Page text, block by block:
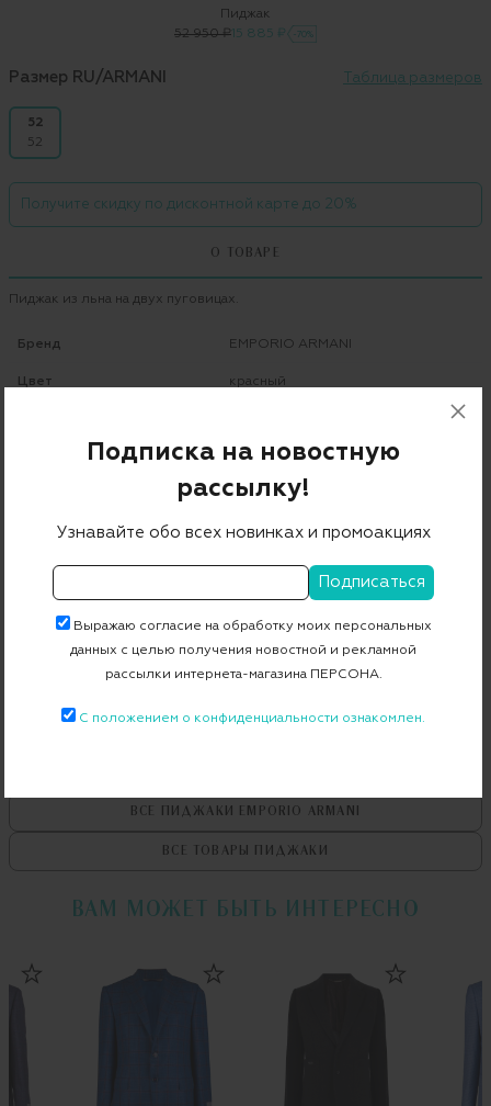
Пиджак
52 950 ₽ 15 885 ₽ -70%
Размер RU/ARMANI Таблица размеров
52
52
Получите скидку по дисконтной карте до 20%
О ТОВАРЕ
Пиджак из льна на двух пуговицах.
Бренд EMPORIO ARMANI
Цвет красный
Страна дизайна Италия
Болгария
Артикул W1G10S W1S32
Примерка при доставке торговым представителем
ВСЕ ПИДЖАКИ EMPORIO ARMANI
ВСЕ ТОВАРЫ ПИДЖАКИ
ВАМ МОЖЕТ БЫТЬ ИНТЕРЕСНО
Подписка на новостную
рассылку!
Узнавайте обо всех новинках и промоакциях
Выражаю согласие на обработку моих персональных
данных с целью получения новостной и рекламной
рассылки интернета-магазина ПЕРСОНА.
С положением о конфиденциальности ознакомлен.